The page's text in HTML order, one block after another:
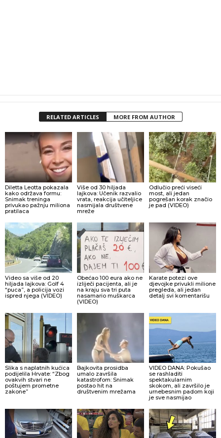
RELATED ARTICLES MORE FROM AUTHOR
Diletta Leotta pokazala
kako održava formu:
Snimak treninga
privukao pažnju miliona
pratilaca
Više od 30 hiljada
lajkova: Učenik razvalio
vrata, reakcija učiteljice
nasmijala društvene
mreže
Odlučio preći viseći
most, ali jedan
pogrešan korak značio
je pad (VIDEO)
Video sa više od 20
hiljada lajkova: Golf 4
“puca”, a policija vozi
ispred njega (VIDEO)
Obećao 100 eura ako ne
izliječi pacijenta, ali je
na kraju sva tri puta
nasamario muškarca
(VIDEO)
Karate potezi ove
djevojke privukli milione
pregleda, ali jedan
detalj svi komentarišu
Slika s naplatnih kućica
podijelila Hrvate: “Zbog
ovakvih stvari ne
poštujem prometne
zakone”
Bajkovita prosidba
umalo završila
katastrofom: Snimak
postao hit na
društvenim mrežama
VIDEO DANA: Pokušao
se rashladiti
spektakularnim
skokom, ali završilo je
urnebesnim padom koji
je sve nasmijao